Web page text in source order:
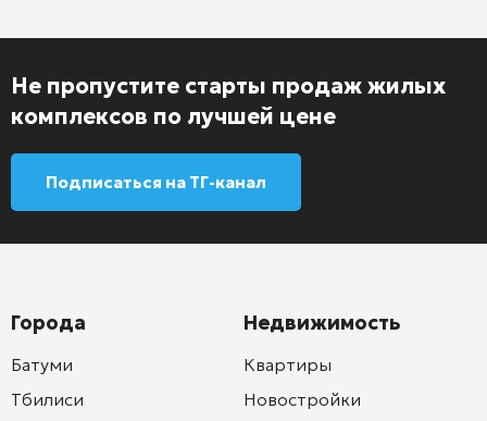
Не пропустите старты продаж жилых
комплексов по лучшей цене
Подписаться на ТГ-канал
Города
Батуми
Тбилиси
Недвижимость
Квартиры
Новостройки